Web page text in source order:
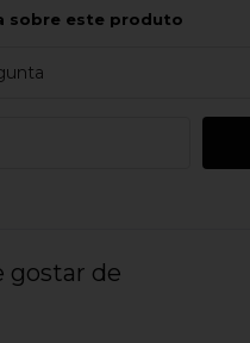
sobre este produto
gostar de